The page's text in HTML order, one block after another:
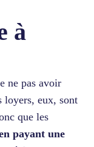
à
ne pas avoir
loyers, eux, sont
que les
payant une